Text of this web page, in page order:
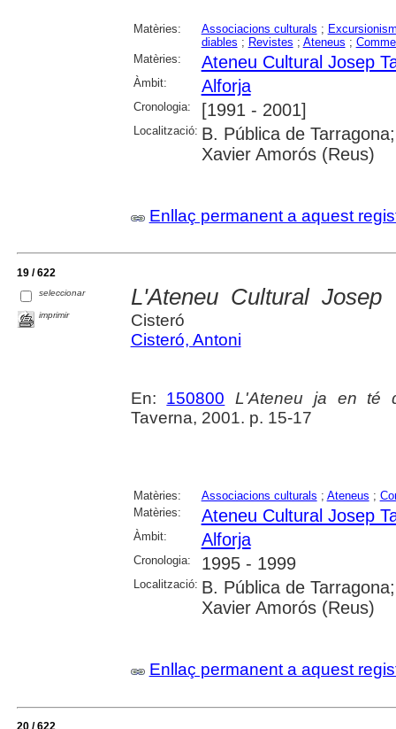
Matèries: Associacions culturals ;
diables ; Revistes ; Ateneus ;
Matèries:
Ateneu Cultural Josep
Àmbit: Alforja
Cronologia: [1991 - 2001]
Localització: B. Pública de
Xavier Amorós (Reus)
Enllaç permanent a aquest
19 / 622
seleccionar
imprimir
L'Ateneu Cultural Josep
Cisteró
Cisteró, Antoni
En: 150800
L'Ateneu ja en té
Taverna, 2001. p. 15-17
Matèries: Associacions culturals ; Ateneus ;
Matèries:
Ateneu Cultural Josep
Àmbit: Alforja
Cronologia: 1995 - 1999
Localització: B. Pública de
Xavier Amorós (Reus)
Enllaç permanent a aquest
20 / 622